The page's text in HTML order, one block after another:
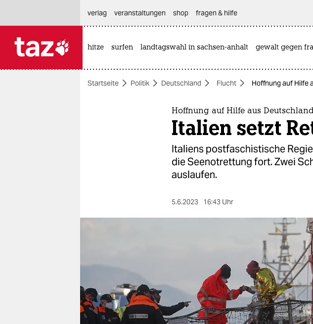
themen
wahrheit
verlag
verlag
verlag
veranstaltungen shop fragen & hilfe
hitze surfen landtagswahl in sachsen-anhalt gewalt gegen
Startseite Politik Deutschland Flucht Hoffnung auf Hilfe
Hoffnung auf Hilfe aus
Italien setzt
Italiens postfaschistische
die Seenotrettung fort. Zwei
auslaufen.
5.6.2023 16:43 Uhr